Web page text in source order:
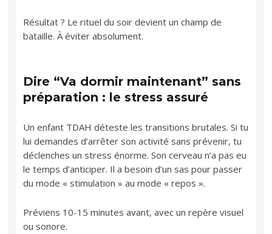
Résultat ? Le rituel du soir devient un champ de
bataille. À éviter absolument.
Dire “Va dormir maintenant” sans
préparation : le stress assuré
Un enfant TDAH déteste les transitions brutales. Si tu
lui demandes d’arrêter son activité sans prévenir, tu
déclenches un stress énorme. Son cerveau n’a pas eu
le temps d’anticiper. Il a besoin d’un sas pour passer
du mode « stimulation » au mode « repos ».
Préviens 10-15 minutes avant, avec un repère visuel
ou sonore.